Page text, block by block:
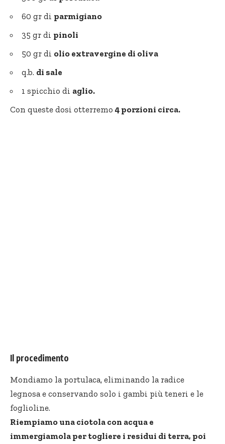
60 gr di parmigiano
35 gr di pinoli
50 gr di olio extravergine di oliva
q.b. di sale
1 spicchio di aglio.
Con queste dosi otterremo 4 porzioni circa.
Il procedimento
Mondiamo la portulaca, eliminando la radice
legnosa e conservando solo i gambi più teneri e le
foglioline.
Riempiamo una ciotola con acqua e
immergiamola per togliere i residui di terra, poi